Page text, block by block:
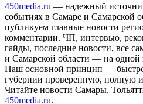
450media.ru — надежный
событиях в Самаре и Самарской
публикуем главные новости
комментарии. ЧП, интервью,
гайды, последние новости, все
и Самарской области — на одной
Наш основной принцип — быстро
губернии проверенную, полную
Читайте новости Самары,
450media.ru.